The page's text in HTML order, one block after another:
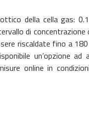
della cella gas:
di concentrazione
riscaldate fino a
un’opzione ad
online in